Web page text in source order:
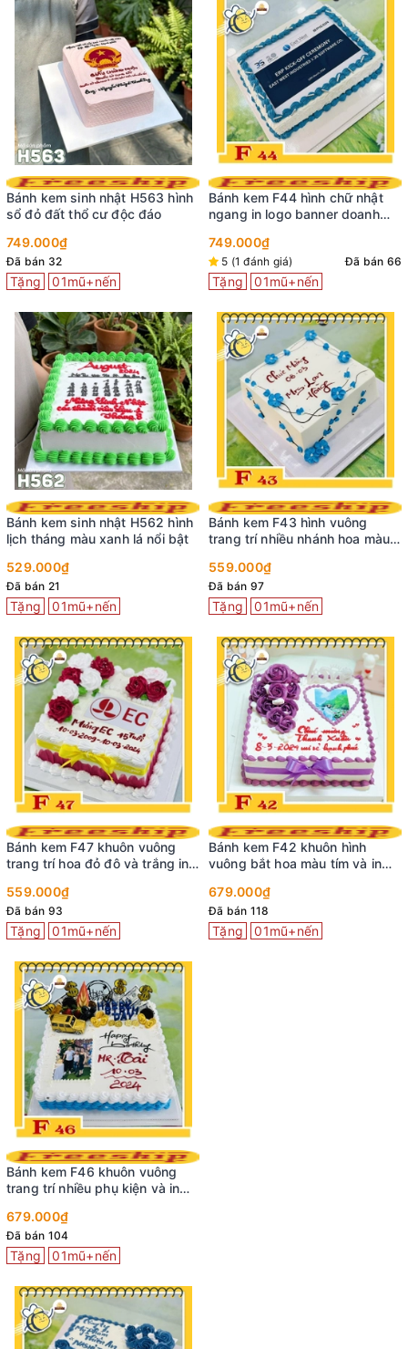
Bánh kem sinh nhật H563 hình
sổ đỏ đất thổ cư độc đáo
749.000₫
Đã bán 32
Tặng 01mũ+nến
Bánh kem sinh nhật H562 hình
lịch tháng màu xanh lá nổi bật
529.000₫
Đã bán 21
Tặng 01mũ+nến
Bánh kem F47 khuôn vuông
trang trí hoa đỏ đô và trắng in
559.000₫
Đã bán 93
Tặng 01mũ+nến
Bánh kem F46 khuôn vuông
trang trí nhiều phụ kiện và in
679.000₫
Đã bán 104
Tặng 01mũ+nến
Bánh kem F44 hình chữ nhật
ngang in logo banner doanh
749.000₫
5 (1 đánh giá) Đã bán 66
Tặng 01mũ+nến
Bánh kem F43 hình vuông
trang trí nhiều nhánh hoa màu
559.000₫
Đã bán 97
Tặng 01mũ+nến
Bánh kem F42 khuôn hình
vuông bắt hoa màu tím và in
679.000₫
Đã bán 118
Tặng 01mũ+nến